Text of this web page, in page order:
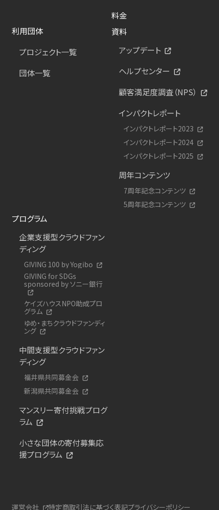
料金
利用団体
プロジェクト一覧
団体一覧
資料
アップデート
ヘルプセンター
顧客満足度調査（NPS）
インパクトレポート
インパクトレポート2023
インパクトレポート2024
インパクトレポート2025
周年コンテンツ
7周年記念コンテンツ
5周年記念コンテンツ
プログラム
企業支援型クラウドファン
ディング
GIVING 100 by Yogibo
GIVING for SDGs
sponsored by ソニー銀行
ケイズハウスNPO助成プロ
グラム
ゆめ・まちクラウドファンディ
ング
中間支援型クラウドファン
ディング
福井県共同募金会
新潟県共同募金会
マンスリー寄付挑戦プログ
ラム
小さな団体の寄付募集応
援プログラム
運営会社 特定商取引法に基づく表記プライバシーポリシー